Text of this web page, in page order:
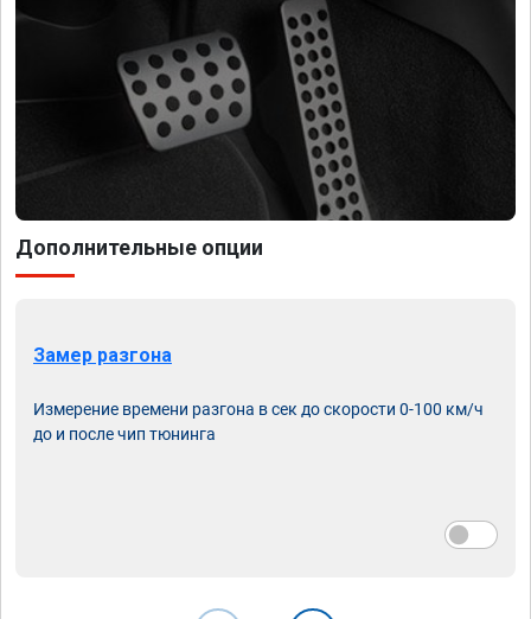
Дополнительные опции
Замер разгона
Измерение времени разгона в сек до скорости 0-100 км/ч
до и после чип тюнинга